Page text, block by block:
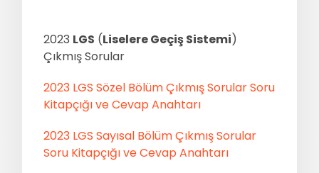
2023 LGS (Liselere Geçiş Sistemi)
Çıkmış Sorular
2023 LGS Sözel Bölüm Çıkmış Sorular Soru
Kitapçığı ve Cevap Anahtarı
2023 LGS Sayısal Bölüm Çıkmış Sorular
Soru Kitapçığı ve Cevap Anahtarı